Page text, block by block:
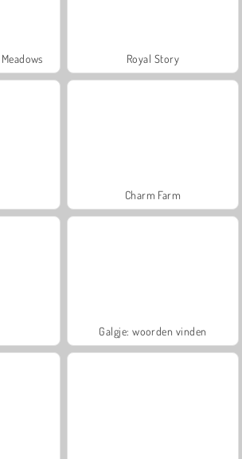
Royal Story
Charm Farm
Galgje: woorden vinden